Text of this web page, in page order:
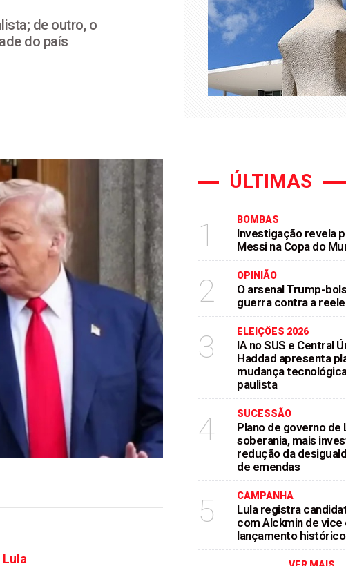
em “eleições livres e justas”
do Mundo
plano de mudança tecnológica na saúde paulista
de outro, o
do país
ÚLTIMAS
1 BOMBAS
Investigação revela
Messi na Copa do
2 OPINIÃO
O arsenal Trump-
guerra contra a
3 ELEIÇÖES 2026
IA no SUS e Central
Haddad apresenta
mudança
paulista
4 SUCESSÃO
Plano de governo de
soberania, mais
redução da
de emendas
5 CAMPANHA
Lula registra
com Alckmin de vice
lançamento histórico